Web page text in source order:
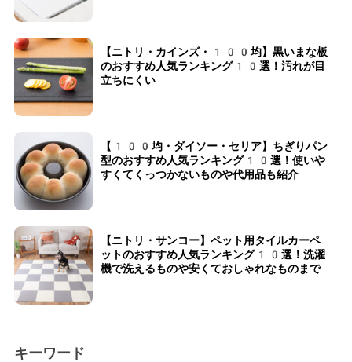
【ニトリ・カインズ・100均】黒いまな板
のおすすめ人気ランキング10選！汚れが目
立ちにくい
【100均・ダイソー・セリア】ちぎりパン
型のおすすめ人気ランキング10選！使いや
すくてくっつかないものや代用品も紹介
【ニトリ・サンコー】ペット用タイルカーペ
ットのおすすめ人気ランキング10選！洗濯
機で洗えるものや安くておしゃれなものまで
キーワード